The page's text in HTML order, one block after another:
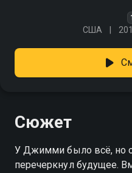
США
Сюжет
У Джимми было всё, но
перечеркнул будущее.